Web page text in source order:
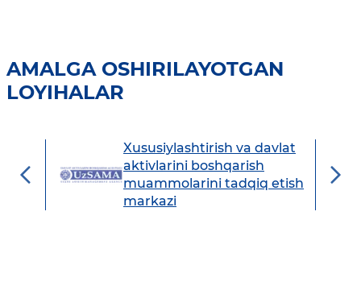
AMALGA OSHIRILAYOTGAN
LOYIHALAR
Xususiylashtirish va davlat
aktivlarini boshqarish
muammolarini tadqiq etish
markazi